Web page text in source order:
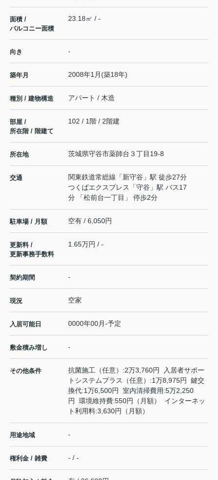
面積 /
バルコニー面積
23.18㎡ / -
向き -
築年月 2008年1月(築18年)
種別 / 建物構造 アパート / 木造
部屋 /
所在階 / 階建て
102 / 1階 / 2階建
所在地 茨城県守谷市薬師台 ３丁目19-8
交通 関東鉄道常総線 「新守谷 」駅 徒歩27分
つくばエクスプレス
「守谷 」駅 バス17
分 「松前台一丁目」 停歩2分
駐車場 / 月額 空有 / 6,050円
更新料 /
更新事務手数料
1.65万円 / -
契約期間 -
現況 空家
入居可能日 0000年00月-予定
敷金積み増し -
その他条件
抗菌施工（任意）:2万3,760円 入居者サポー
トシステムプラス（任意）:1万8,975円 鍵交
換代:1万6,500円 室内清掃費用:5万2,250
円 環境維持費:550円（月額） インターネッ
ト利用料:3,630円（月額）
用途地域 -
権利金 / 雑費 - / -